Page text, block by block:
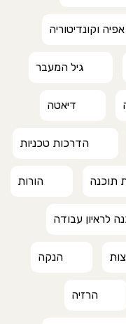
אפיה וקונדיטוריה
גיל המעבר
דיאטה
הדרכות טכניות
תוכנה הורות
לראיון עבודה
הנקה
הרזיה